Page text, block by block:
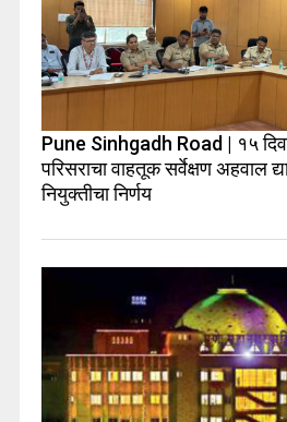
Pune Sinhgadh Road | १५
परिसराचा वाहतूक सर्वेक्षण अहवाल
नियुक्तीचा निर्णय